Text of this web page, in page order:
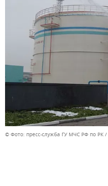
© Фото: пресс-служба ГУ МЧС РФ по РК